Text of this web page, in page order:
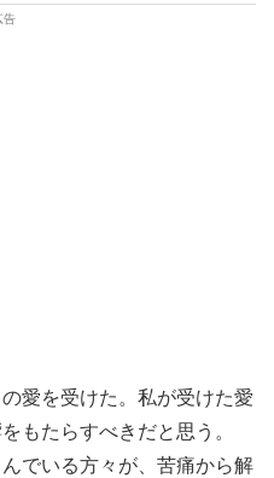
愛を受けた。私が受けた愛
もたらすべきだと思う。
でいる方々が、苦痛から解